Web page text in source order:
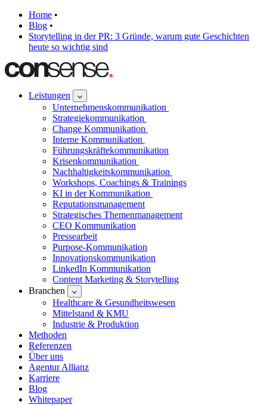
Home •
Blog •
Storytelling in der PR: 3 Gründe, warum gute Geschichten
heute so wichtig sind
Leistungen
Unternehmenskommunikation
Strategiekommunikation
Change Kommunikation
Interne Kommunikation
Führungskräftekommunikation
Krisenkommunikation
Nachhaltigkeitskommunikation
Workshops, Coachings & Trainings
KI in der Kommunikation
Reputationsmanagement
Strategisches Themenmanagement
CEO Kommunikation
Pressearbeit
Purpose-Kommunikation
Innovationskommunikation
LinkedIn Kommunikation
Content Marketing & Storytelling
Branchen
Healthcare & Gesundheitswesen
Mittelstand & KMU
Industrie & Produktion
Methoden
Referenzen
Über uns
Agentur Allianz
Karriere
Blog
Whitepaper